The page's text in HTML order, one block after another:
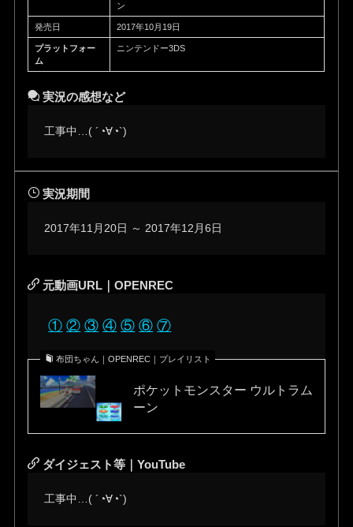
ン
発売日 2017年10月19日
プラットフォー
ム
ニンテンドー3DS
実況の感想など
工事中…( ´◔∀◔`)ゞ
実況期間
2017年11月20日 ～ 2017年12月6日
元動画URL｜OPENREC
① ② ③ ④ ⑤ ⑥ ⑦
布団ちゃん｜OPENREC｜プレイリスト
ポケットモンスター ウルトラム
ーン
ダイジェスト等｜YouTube
工事中…( ´◔∀◔`)ゞ